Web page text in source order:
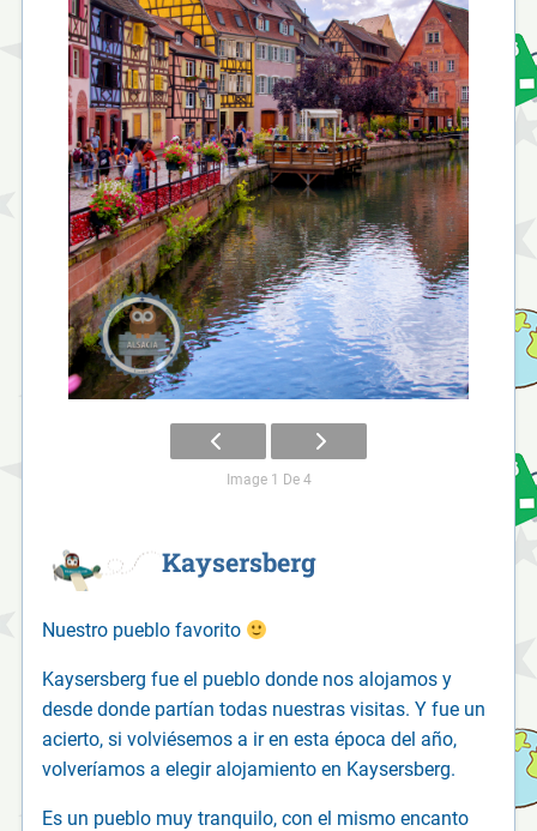
Image 1 De 4
Kaysersberg
Nuestro pueblo favorito
Kaysersberg fue el pueblo donde nos alojamos y
desde donde partían todas nuestras visitas. Y fue un
acierto, si volviésemos a ir en esta época del año,
volveríamos a elegir alojamiento en Kaysersberg.
Es un pueblo muy tranquilo, con el mismo encanto